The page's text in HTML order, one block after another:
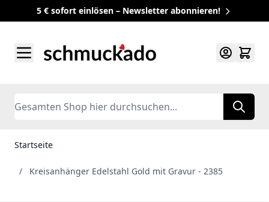
5 € sofort einlösen – Newsletter abonnieren!
Search
Startseite
/ Kreisanhänger Edelstahl Gold mit Gravur - 2385